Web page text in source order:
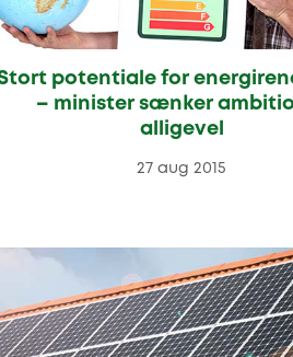
potentiale for
– minister sænker
alligevel
27 aug 2015